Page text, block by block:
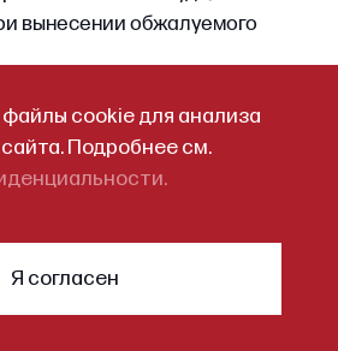
cookie для анализа
Подробнее см.
Я согласен